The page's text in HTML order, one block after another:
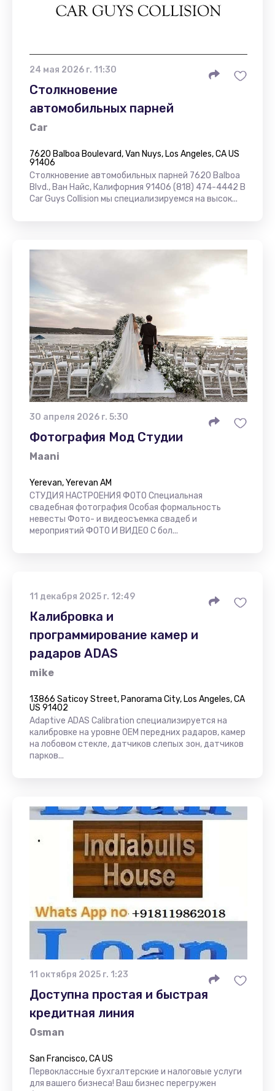
24 мая 2026 г. 11:30
Столкновение
автомобильных парней
Car
7620 Balboa Boulevard, Van Nuys, Los Angeles, CA US
91406
Столкновение автомобильных парней 7620 Balboa
Blvd., Ван Найс, Калифорния 91406 (818) 474-4442 В
Car Guys Collision мы специализируемся на высок...
30 апреля 2026 г. 5:30
Фотография Мод Студии
Maani
Yerevan, Yerevan AM
СТУДИЯ НАСТРОЕНИЯ ФОТО Специальная
свадебная фотография Особая формальность
невесты Фото- и видеосъемка свадеб и
мероприятий ФОТО И ВИДЕО С бол...
11 декабря 2025 г. 12:49
Калибровка и
программирование камер и
радаров ADAS
mike
13866 Saticoy Street, Panorama City, Los Angeles, CA
US 91402
Adaptive ADAS Calibration специализируется на
калибровке на уровне OEM передних радаров, камер
на лобовом стекле, датчиков слепых зон, датчиков
парков...
11 октября 2025 г. 1:23
Доступна простая и быстрая
кредитная линия
Osman
San Francisco, CA US
Первоклассные бухгалтерские и налоговые услуги
для вашего бизнеса! Ваш бизнес перегружен